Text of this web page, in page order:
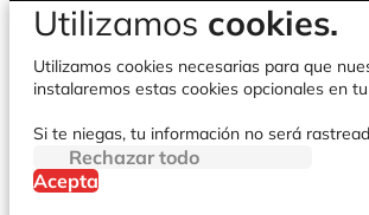
Utilizamos cookies.
Utilizamos cookies necesarias para que
instalaremos estas cookies opcionales en
Si te niegas, tu información no será
Rechazar todo
Acepta